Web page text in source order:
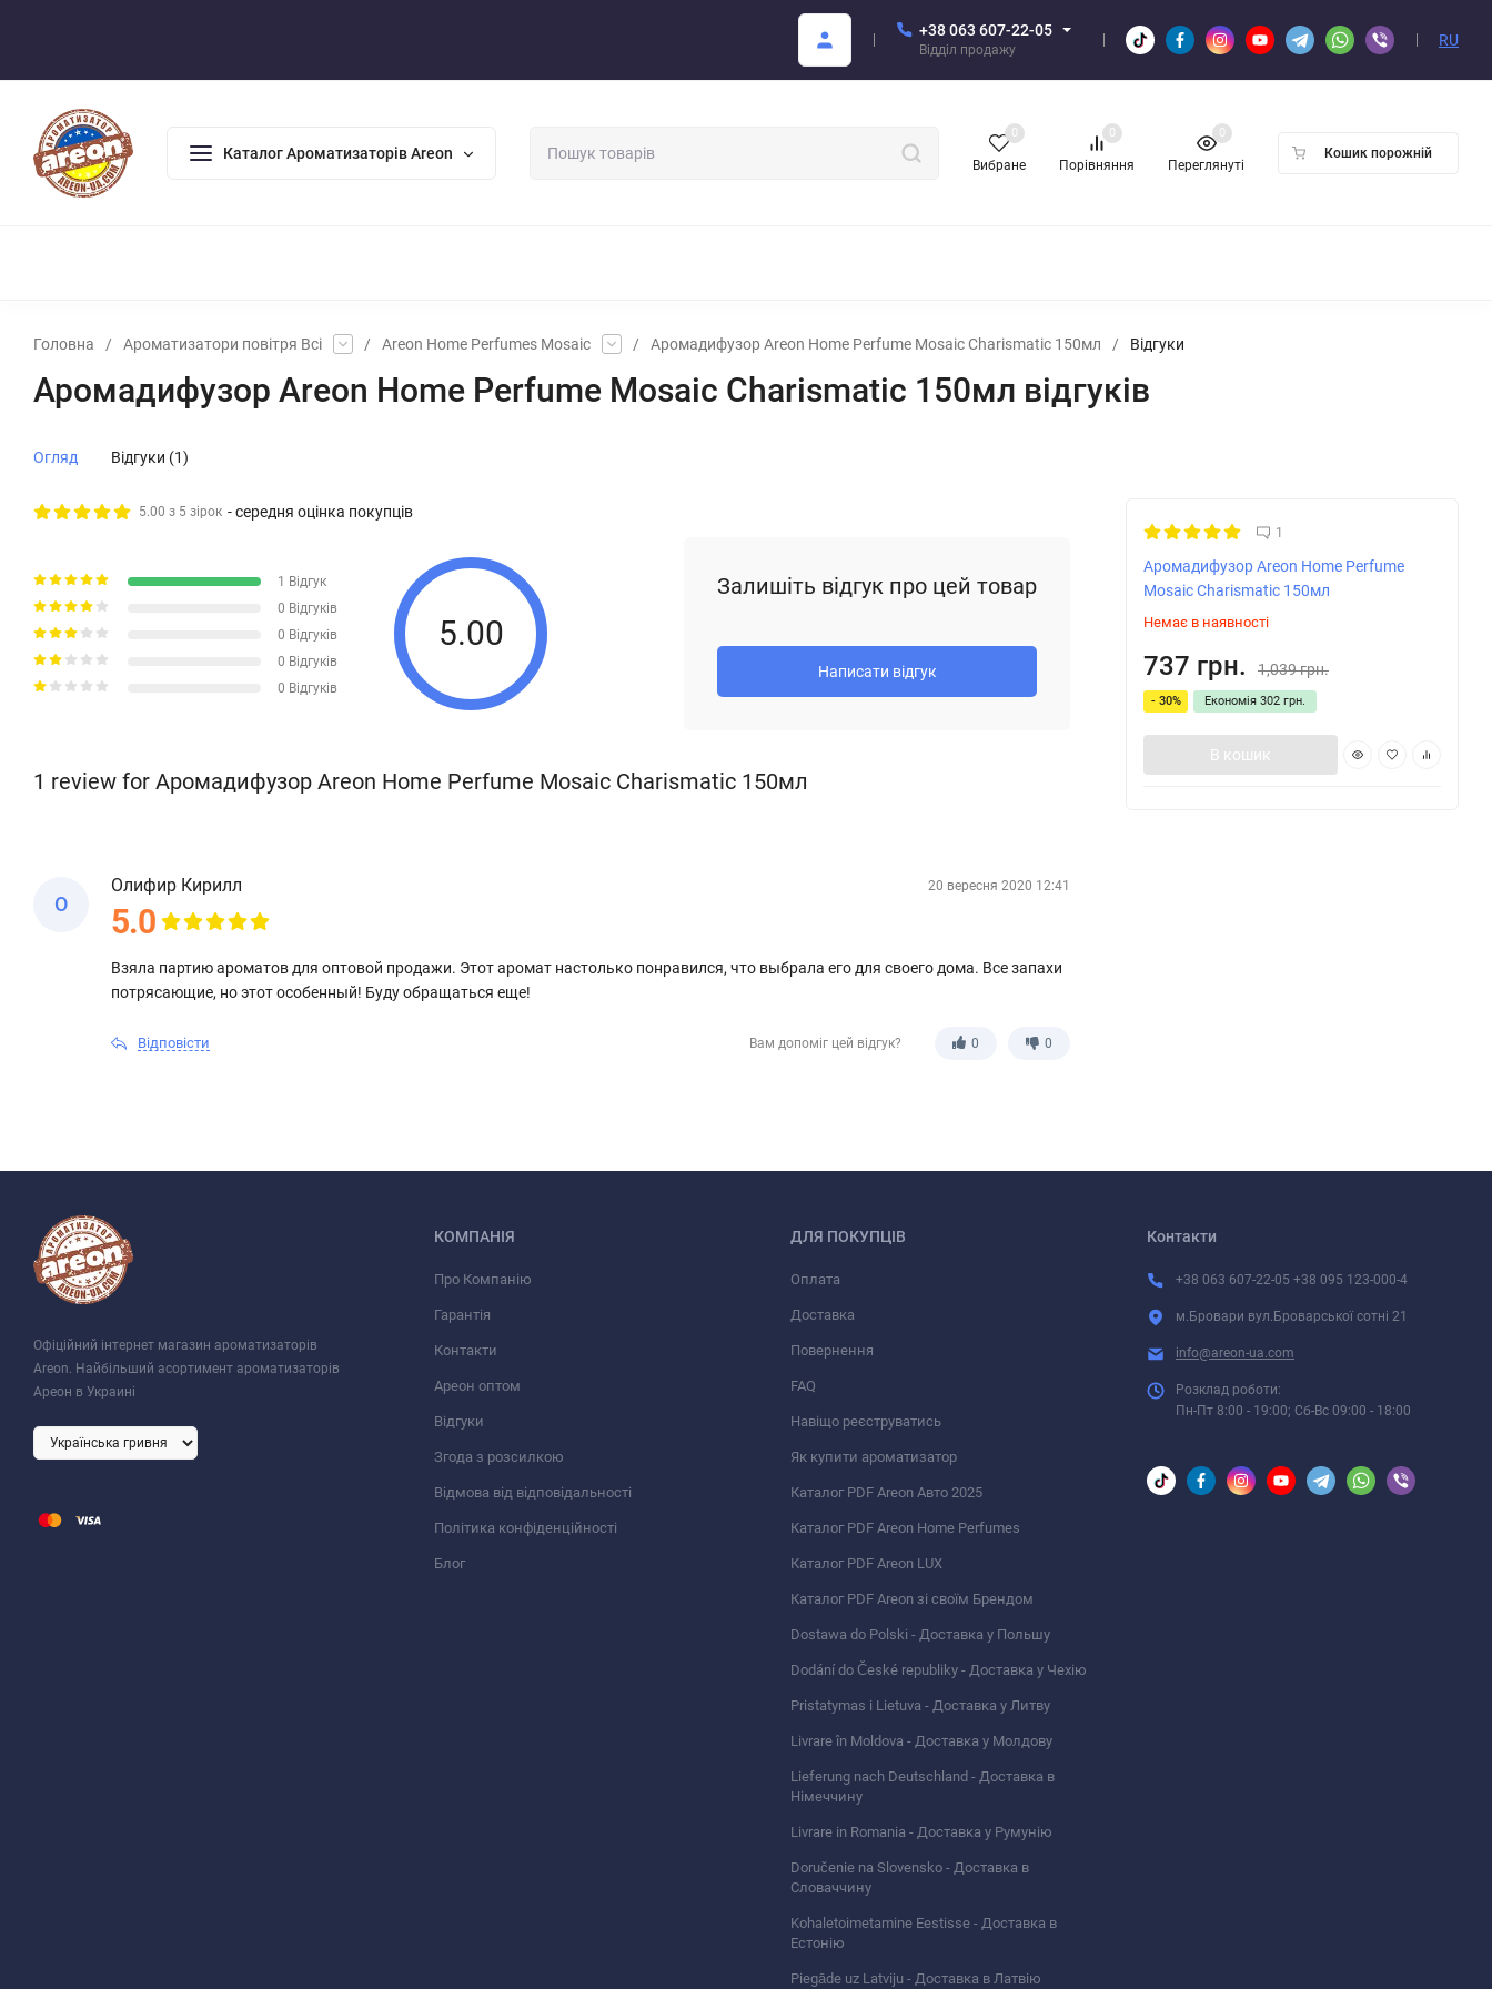
+38 063 607-22-05
Відділ продажу
RU
Каталог Ароматизаторів Areon
Вибране
0
Порівняння
0
Переглянуті
0
Кошик порожній
Головна / Ароматизатори повітря Всі / Areon Home Perfumes Mosaic / Аромадифузор Areon Home Perfume Mosaic Charismatic 150мл / Відгуки
Аромадифузор Areon Home Perfume Mosaic Charismatic 150мл відгуків
Огляд Відгуки (1)
5.00 з 5 зірок - середня оцінка покупців
1 Відгук
0 Відгуків
0 Відгуків
0 Відгуків
0 Відгуків
5.00
Залишіть відгук про цей товар
Написати відгук
1 review for Аромадифузор Areon Home Perfume Mosaic Charismatic 150мл
О
Олифир Кирилл 20 вересня 2020 12:41
5.0
Взяла партию ароматов для оптовой продажи. Этот аромат настолько понравился, что выбрала его для своего дома. Все запахи
потрясающие, но этот особенный! Буду обращаться еще!
Відповісти Вам допоміг цей відгук? 0 0
1
Аромадифузор Areon Home Perfume
Mosaic Charismatic 150мл
Немає в наявності
737 грн. 1,039 грн.
- 30% Економія 302 грн.
В кошик
Офіційний інтернет магазин ароматизаторів
Areon. Найбільший асортимент ароматизаторів
Ареон в Украині
КОМПАНІЯ
Про Компанію
Гарантія
Контакти
Ареон оптом
Відгуки
Згода з розсилкою
Відмова від відповідальності
Політика конфіденційності
Блог
ДЛЯ ПОКУПЦІВ
Оплата
Доставка
Повернення
FAQ
Навіщо реєструватись
Як купити ароматизатор
Каталог PDF Areon Авто 2025
Каталог PDF Areon Home Perfumes
Каталог PDF Areon LUX
Каталог PDF Areon зі своїм Брендом​
Dostawa do Polski - Доставка у Польшу
Dodání do České republiky - Доставка у Чехію
Pristatymas i Lietuva - Доставка у Литву
Livrare în Moldova - Доставка у Молдову
Lieferung nach Deutschland - Доставка в
Німеччину
Livrare in Romania - Доставка у Румунію
Doručenie na Slovensko - Доставка в
Словаччину
Kohaletoimetamine Eestisse - Доставка в
Естонію
Piegāde uz Latviju - Доставка в Латвію
Контакти
+38 063 607-22-05 +38 095 123-000-4
м.Бровари вул.Броварської сотні 21
info@areon-ua.com
Розклад роботи:
Пн-Пт 8:00 - 19:00; Сб-Вс 09:00 - 18:00